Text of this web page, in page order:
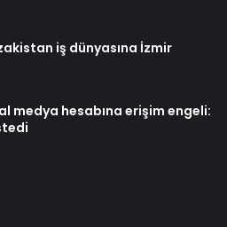
iş dünyasına İzmir
medya hesabına erişim engeli: